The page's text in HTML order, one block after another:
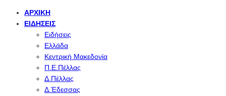
ΑΡΧΙΚΉ
ΕΙΔΉΣΕΙΣ
Ειδήσεις
Ελλάδα
Κεντρική Μακεδονία
Π.Ε.Πέλλας
Δ.Πέλλας
Δ.Έδεσσας